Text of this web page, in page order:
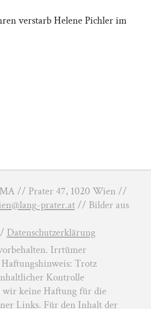
verstarb Helene Pichler im
// Prater 47, 1020 Wien //
prater.at// Bilder aus
Datenschutzerklärung
Irrtümer
Trotz
Kontrolle
wir keine Haftung für die
Links. Für den Inhalt der